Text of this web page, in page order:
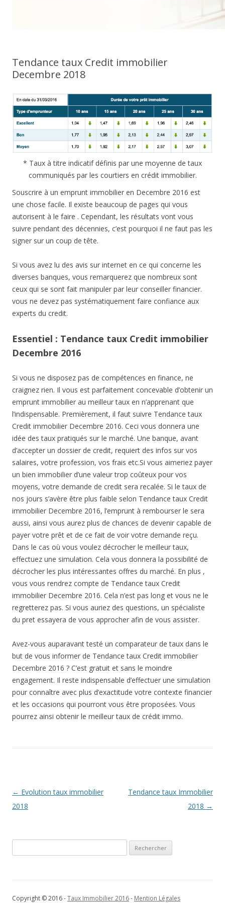
Tendance taux Credit immobilier
Decembre 2018
* Taux à titre indicatif définis par une moyenne de taux
communiqués par les courtiers en crédit immobilier.
Souscrire à un emprunt immobilier en Decembre 2016 est
une chose facile. Il existe beaucoup de pages qui vous
autorisent à le faire . Cependant, les résultats vont vous
suivre pendant des décennies, c’est pourquoi il ne faut pas les
signer sur un coup de tête.
Si vous avez lu des avis sur internet en ce qui concerne les
diverses banques, vous remarquerez que nombreux sont
ceux qui se sont fait manipuler par leur conseiller financier.
vous ne devez pas systématiquement faire confiance aux
experts du credit.
Essentiel : Tendance taux Credit immobilier
Decembre 2016
Si vous ne disposez pas de compétences en finance, ne
craignez rien. Il vous est parfaitement concevable d’obtenir un
emprunt immobilier au meilleur taux en n’apprenant que
l’indispensable. Premièrement, il faut suivre Tendance taux
Credit immobilier Decembre 2016. Ceci vous donnera une
idée des taux pratiqués sur le marché. Une banque, avant
d’accepter un dossier de credit, requiert des infos sur vos
salaires, votre profession, vos frais etc.Si vous aimeriez payer
un bien immobilier d’une valeur trop coûteux pour vos
moyens, votre demande de credit sera recalée. Si le taux de
nos jours s’avère être plus faible selon Tendance taux Credit
immobilier Decembre 2016, l’emprunt à rembourser le sera
aussi, ainsi vous aurez plus de chances de devenir capable de
payer votre prêt et de ce fait de voir votre demande reçu.
Dans le cas où vous voulez décrocher le meilleur taux,
effectuez une simulation. Cela vous donnera la possibilité de
décrocher les plus intéressantes offres du marché. En plus ,
vous vous rendrez compte de Tendance taux Credit
immobilier Decembre 2016. Cela n’est pas long et vous ne le
regretterez pas. Si vous auriez des questions, un spécialiste
du pret essayera de vous approcher afin de vous assister.
Avez-vous auparavant testé un comparateur de taux dans le
but de vous informer de Tendance taux Credit immobilier
Decembre 2016 ? C’est gratuit et sans le moindre
engagement. Il reste indispensable d’effectuer une simulation
pour connaître avec plus d’exactitude votre contexte financier
et les occasions qui pourront vous être proposées. Vous
pourrez ainsi obtenir le meilleur taux de crédit immo.
Navigation
des
← Evolution taux immobilier
2018
Tendance taux Immobilier
2018 →
Copyright © 2016 -Taux Immobilier 2016- Mention Légales